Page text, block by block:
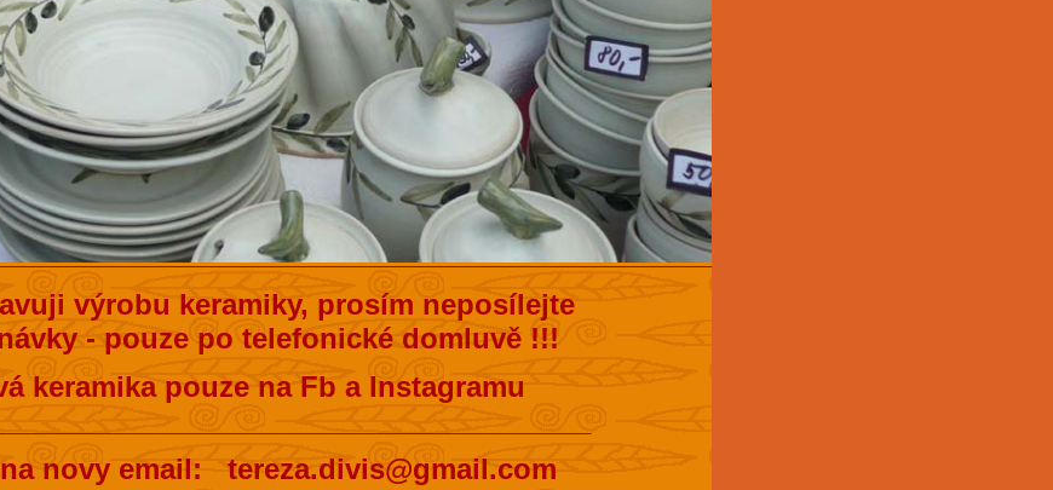
výrobu keramiky, prosím neposílejte
- pouze po telefonické domluvě !!!
keramika pouze na Fb a Instagramu
novy email: tereza.divis@gmail.com